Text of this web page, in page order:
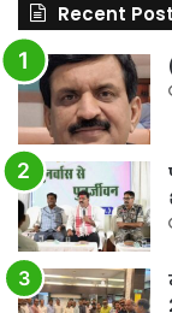
Recent